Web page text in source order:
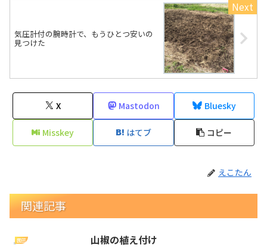
気圧計付の腕時計で、もうひとつ安いの
見つけた
X Mastodon Bluesky
Misskey はてブ コピー
えこたん
関連記事
園芸 山椒の植え付け